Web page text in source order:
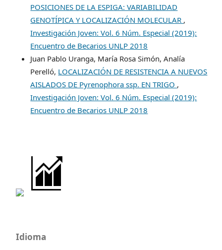
POSICIONES DE LA ESPIGA: VARIABILIDAD
GENOTÍPICA Y LOCALIZACIÓN MOLECULAR ,
Investigación Joven: Vol. 6 Núm. Especial (2019):
Encuentro de Becarios UNLP 2018
Juan Pablo Uranga, María Rosa Simón, Analía
Perelló, LOCALIZACIÓN DE RESISTENCIA A NUEVOS
AISLADOS DE Pyrenophora ssp. EN TRIGO ,
Investigación Joven: Vol. 6 Núm. Especial (2019):
Encuentro de Becarios UNLP 2018
Idioma